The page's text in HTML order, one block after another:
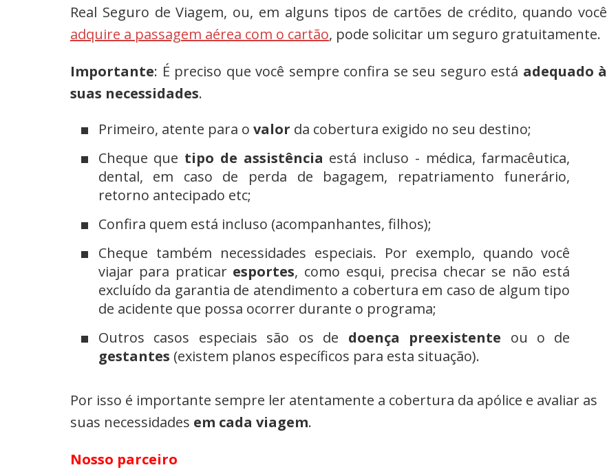
Real Seguro de Viagem, ou, em alguns tipos de cartões de crédito, quando você
adquire a passagem aérea com o cartão, pode solicitar um seguro gratuitamente.
Importante: É preciso que você sempre confira se seu seguro está adequado à
suas necessidades.
Primeiro, atente para o valor da cobertura exigido no seu destino;
Cheque que tipo de assistência está incluso - médica, farmacêutica,
dental, em caso de perda de bagagem, repatriamento funerário,
retorno antecipado etc;
Confira quem está incluso (acompanhantes, filhos);
Cheque também necessidades especiais. Por exemplo, quando você
viajar para praticar esportes, como esqui, precisa checar se não está
excluído da garantia de atendimento a cobertura em caso de algum tipo
de acidente que possa ocorrer durante o programa;
Outros casos especiais são os de doença preexistente ou o de
gestantes (existem planos específicos para esta situação).
Por isso é importante sempre ler atentamente a cobertura da apólice e avaliar as
suas necessidades em cada viagem.
Nosso parceiro